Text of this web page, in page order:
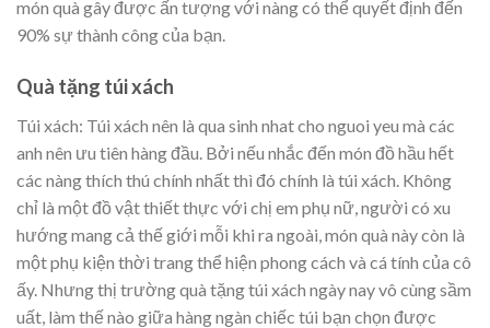
món quà gây được ấn tượng với nàng có thể quyết định đến
90% sự thành công của bạn.
Quà tặng túi xách
Túi xách: Túi xách nên là qua sinh nhat cho nguoi yeu mà các
anh nên ưu tiên hàng đầu. Bởi nếu nhắc đến món đồ hầu hết
các nàng thích thú chính nhất thì đó chính là túi xách. Không
chỉ là một đồ vật thiết thực với chị em phụ nữ, người có xu
hướng mang cả thế giới mỗi khi ra ngoài, món quà này còn là
một phụ kiện thời trang thể hiện phong cách và cá tính của cô
ấy. Nhưng thị trường quà tặng túi xách ngày nay vô cùng sầm
uất, làm thế nào giữa hàng ngàn chiếc túi bạn chọn được